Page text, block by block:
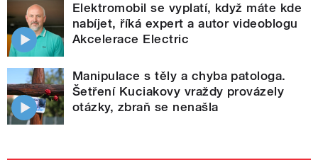
Elektromobil se vyplatí, když máte kde
nabíjet, říká expert a autor videoblogu
Akcelerace Electric
Manipulace s těly a chyba patologa.
Šetření Kuciakovy vraždy provázely
otázky, zbraň se nenašla